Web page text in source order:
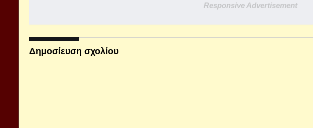
Responsive Advertisement
Δημοσίευση σχολίου